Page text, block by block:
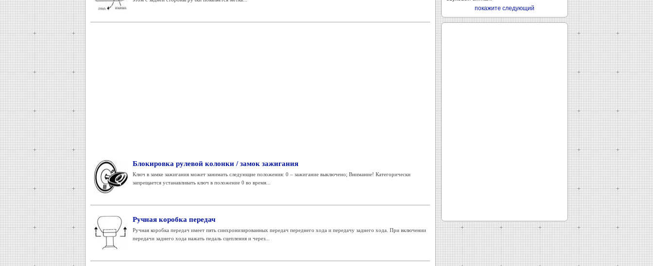
Блокировка рулевой колонки / замок зажигания
Ключ в замке зажигания может занимать следующие положения: 0 – зажигание выключено; Внимание! Категорически
запрещается устанавливать ключ в положение 0 во время...
Ручная коробка передач
Ручная коробка передач имеет пять синхронизированных передач переднего хода и передачу заднего хода. При включении
передачи заднего хода нажать педаль сцепления и через...
покажите следующий